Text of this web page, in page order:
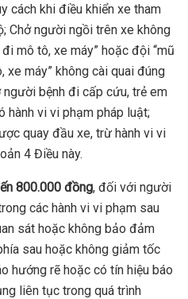
cách khi điều khiển xe tham
Chở người ngồi trên xe không
mô tô, xe máy” hoặc đội “mũ
máy” không cài quai đúng
bệnh đi cấp cứu, trẻ em
vi vi phạm pháp luật;
quay đầu xe, trừ hành vi vi
4 Điều này.
800.000 đồng, đối với người
các hành vi vi phạm sau
sát hoặc không bảo đảm
sau hoặc không giảm tốc
hướng rẽ hoặc có tín hiệu báo
liên tục trong quá trình